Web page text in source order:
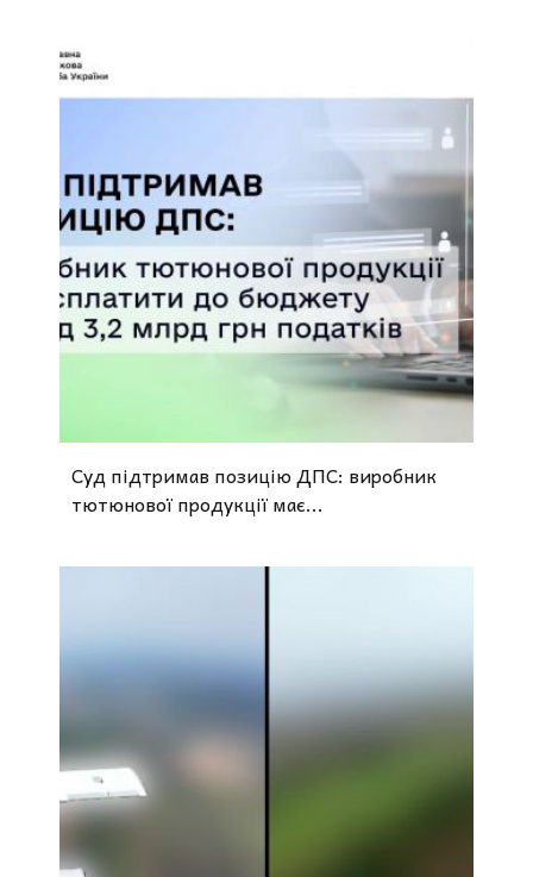
Суд підтримав позицію ДПС: виробник
тютюнової продукції має...